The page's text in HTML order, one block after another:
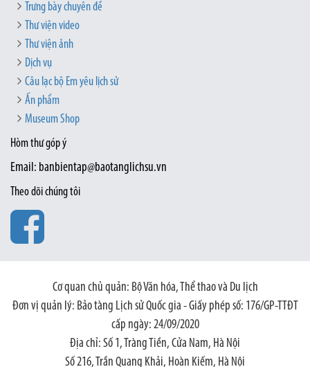
Trưng bày chuyên đề
Thư viện video
Thư viện ảnh
Dịch vụ
Câu lạc bộ Em yêu lịch sử
Ấn phẩm
Museum Shop
Hòm thư góp ý
Email: banbientap@baotanglichsu.vn
Theo dõi chúng tôi
Cơ quan chủ quản: Bộ Văn hóa, Thể thao và Du lịch
Đơn vị quản lý: Bảo tàng Lịch sử Quốc gia - Giấy phép số: 176/GP-TTĐT
cấp ngày: 24/09/2020
Địa chỉ: Số 1, Tràng Tiền, Cửa Nam, Hà Nội
Số 216, Trần Quang Khải, Hoàn Kiếm, Hà Nội